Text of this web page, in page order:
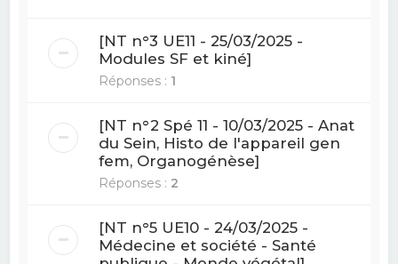
[NT n°3 UE11 - 25/03/2025 -
Modules SF et kiné]
Réponses : 1
[NT n°2 Spé 11 - 10/03/2025 - Anat
du Sein, Histo de l'appareil gen
fem, Organogénèse]
Réponses : 2
[NT n°5 UE10 - 24/03/2025 -
Médecine et société - Santé